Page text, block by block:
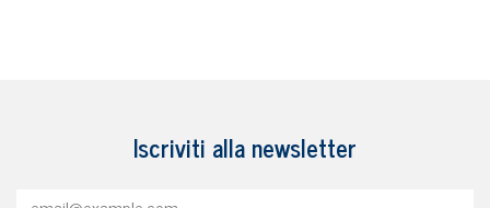
Iscriviti alla newsletter